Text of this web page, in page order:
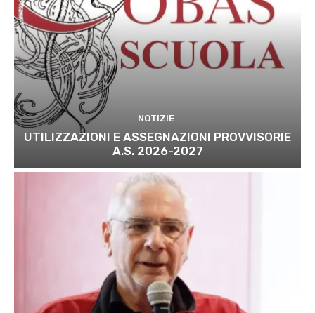
NOTIZIE
UTILIZZAZIONI E ASSEGNAZIONI PROVVISORIE
A.S. 2026-2027